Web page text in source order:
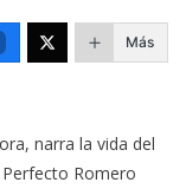
Más
narra la vida del
Romero